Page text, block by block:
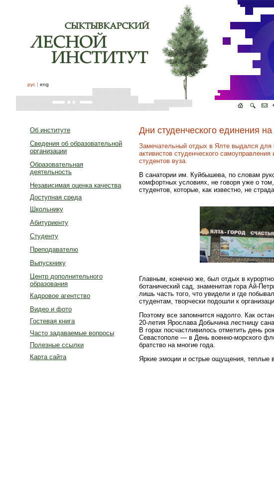
рус | eng
Об институте
Сведения об образовательной
организации
Образовательная
деятельность
Независимая оценка качества
Доступная среда
Школьнику
Абитуриенту
Студенту
Преподавателю
Выпускнику
Центр дополнительного
образования
Кадровое агентство
Видео и фото
Гостевая книга
Часто задаваемые вопросы
Полезные ссылки
Карта сайта
Дни студенческого единения
Замечательный отдых в Ялте выдался для
активистов студенческого
студентов вуза.
В санатории им. Куйбышева, по словам
комфортных условиях, не говоря уже о
студентов, которые, как известно, не
Главным, конечно же, был отдых в
ботанический сад, знаменитая гора Ай-
лишь часть того, что увидели и где
студентам, творчески подошли к
Поэтому все запомнится надолго. Как
20-летия Ярослава Добычина лестницу
В горах посчастливилось отметить день
Севастополе — в День военно-морского
братство на многие года.
Яркие эмоции и острые ощущения, теплые